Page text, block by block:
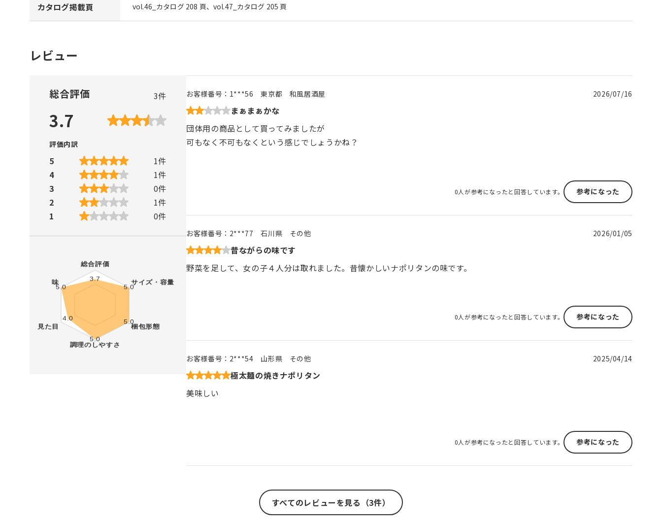
カタログ掲載頁 vol.46_カタログ 208 頁、vol.47_カタログ 205 頁
レビュー
総合評価 3件
3.7
評価内訳
5 1件
4
1件
3
0件
2
1件
1
0件
お客様番号： 1***56 東京都 和風居酒屋 2026/07/16
まぁまぁかな
団体用の商品として買ってみましたが
可もなく不可もなくという感じでしょうかね？
0人が参考になったと回答しています。 参考になった
お客様番号： 2***77 石川県 その他 2026/01/05
昔ながらの味です
野菜を足して、女の子４人分は取れました。昔懐かしいナポリタンの味です。
0人が参考になったと回答しています。 参考になった
お客様番号： 2***54 山形県 その他 2025/04/14
極太麺の焼きナポリタン
美味しい
0人が参考になったと回答しています。 参考になった
すべてのレビューを見る（3件）